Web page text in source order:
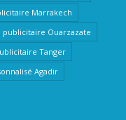
Marrakech
publicitaire Ouarzazate
Tanger
Agadir